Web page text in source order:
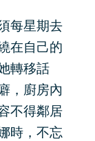
每星期去
在自己的
轉移話
，廚房內
不得鄰居
時，不忘